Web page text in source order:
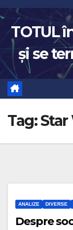
Skip
to
content
TOTUL
și se
Tag:Star
ANALIZE DIVERSE
Despre